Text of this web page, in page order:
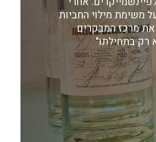
משימת מילוי החביות
את מרכז המבקרים
רק בתחילתו"